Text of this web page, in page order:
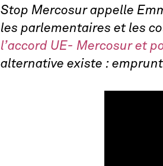
Stop Mercosur appelle
les parlementaires et les
l’accord UE- Mercosur et
alternative existe :